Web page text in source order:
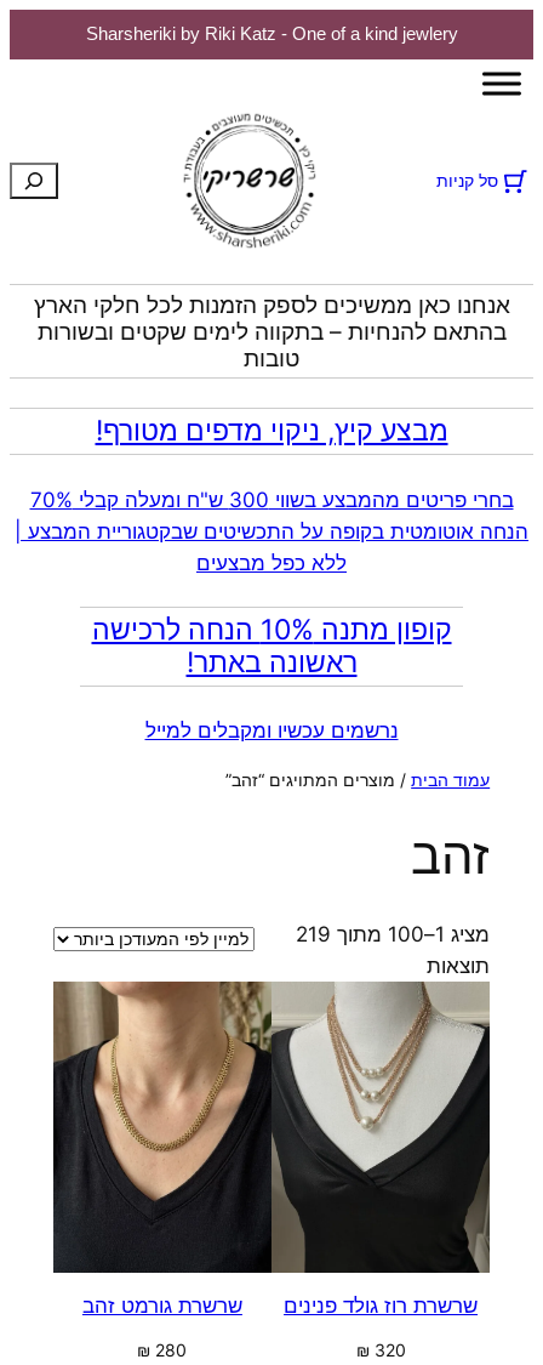
Sharsheriki by Riki Katz - One of a kind jewlery
סל קניות חיפוש
אנחנו כאן ממשיכים לספק הזמנות לכל חלקי הארץ
בהתאם להנחיות – בתקווה לימים שקטים ובשורות
טובות
מבצע קיץ, ניקוי מדפים מטורף!
בחרי פריטים מהמבצע בשווי 300 ש"ח ומעלה קבלי 70%
הנחה אוטומטית בקופה על התכשיטים שבקטגוריית המבצע |
ללא כפל מבצעים
קופון מתנה 10% הנחה לרכישה
ראשונה באתר!
נרשמים עכשיו ומקבלים למייל
עמוד הבית/ מוצרים המתויגים “זהב”
זהב
מציג 1–100 מתוך 219
תוצאותממוין
לפי
הפריט
העדכני
ביותר
שרשרת רוז גולד פנינים
₪ 320
שרשרת גורמט זהב
₪ 280